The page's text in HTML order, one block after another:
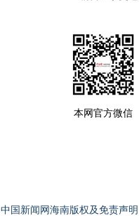
本网官方微信
中国新闻网海南版权及免责声明